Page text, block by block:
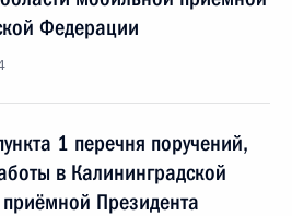
Федерации
1 перечня поручений,
в Калининградской
Президента